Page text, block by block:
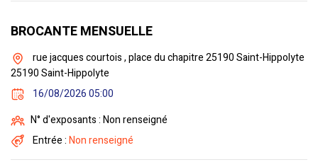
BROCANTE MENSUELLE
rue jacques courtois , place du chapitre 25190 Saint-Hippolyte
25190 Saint-Hippolyte
16/08/2026 05:00
N° d'exposants : Non renseigné
Entrée :Non renseigné